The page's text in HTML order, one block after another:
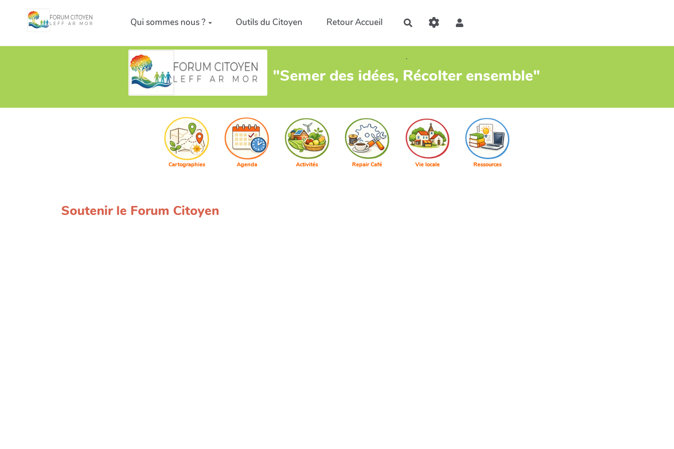
Aller au contenu principal
Qui sommes nous ?
Outils du Citoyen Retour Accueil Rechercher
.
"Semer des idées, Récolter ensemble"
Cartographies Agenda Activités Repair Café Vie locale Ressources
Soutenir le Forum Citoyen